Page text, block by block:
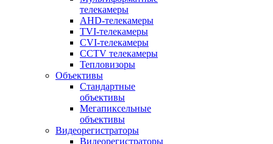
телекамеры
AHD-телекамеры
TVI-телекамеры
CVI-телекамеры
CCTV телекамеры
Тепловизоры
Объективы
Стандартные
объективы
Мегапиксельные
объективы
Видеорегистраторы
Видеорегистраторы